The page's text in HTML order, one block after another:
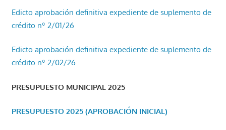
Edicto aprobación definitiva expediente de suplemento de
crédito nº 2/01/26
Edicto aprobación definitiva expediente de suplemento de
crédito nº 2/02/26
PRESUPUESTO MUNICIPAL 2025
PRESUPUESTO 2025 (APROBACIÓN INICIAL)